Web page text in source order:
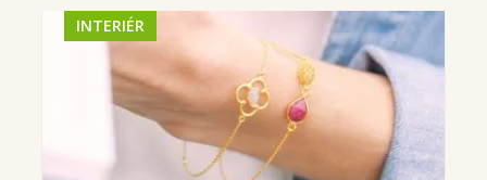
INTERIÉR